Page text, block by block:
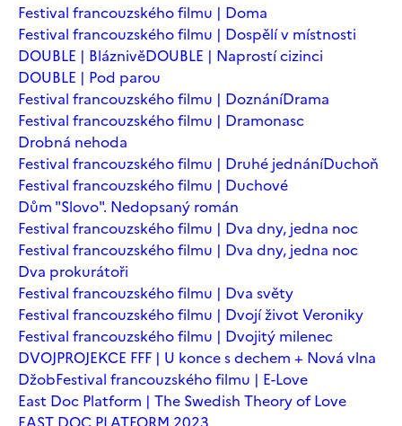
Festival francouzského filmu | Doma
Festival francouzského filmu | Dospělí v místnosti
DOUBLE | BláznivěDOUBLE | Naprostí cizinci
DOUBLE | Pod parou
Festival francouzského filmu | DoznáníDrama
Festival francouzského filmu | Dramonasc
Drobná nehoda
Festival francouzského filmu | Druhé jednáníDuchoň
Festival francouzského filmu | Duchové
Dům "Slovo". Nedopsaný román
Festival francouzského filmu | Dva dny, jedna noc
Festival francouzského filmu | Dva dny, jedna noc
Dva prokurátoři
Festival francouzského filmu | Dva světy
Festival francouzského filmu | Dvojí život Veroniky
Festival francouzského filmu | Dvojitý milenec
DVOJPROJEKCE FFF | U konce s dechem + Nová vlna
DžobFestival francouzského filmu | E-Love
East Doc Platform | The Swedish Theory of Love